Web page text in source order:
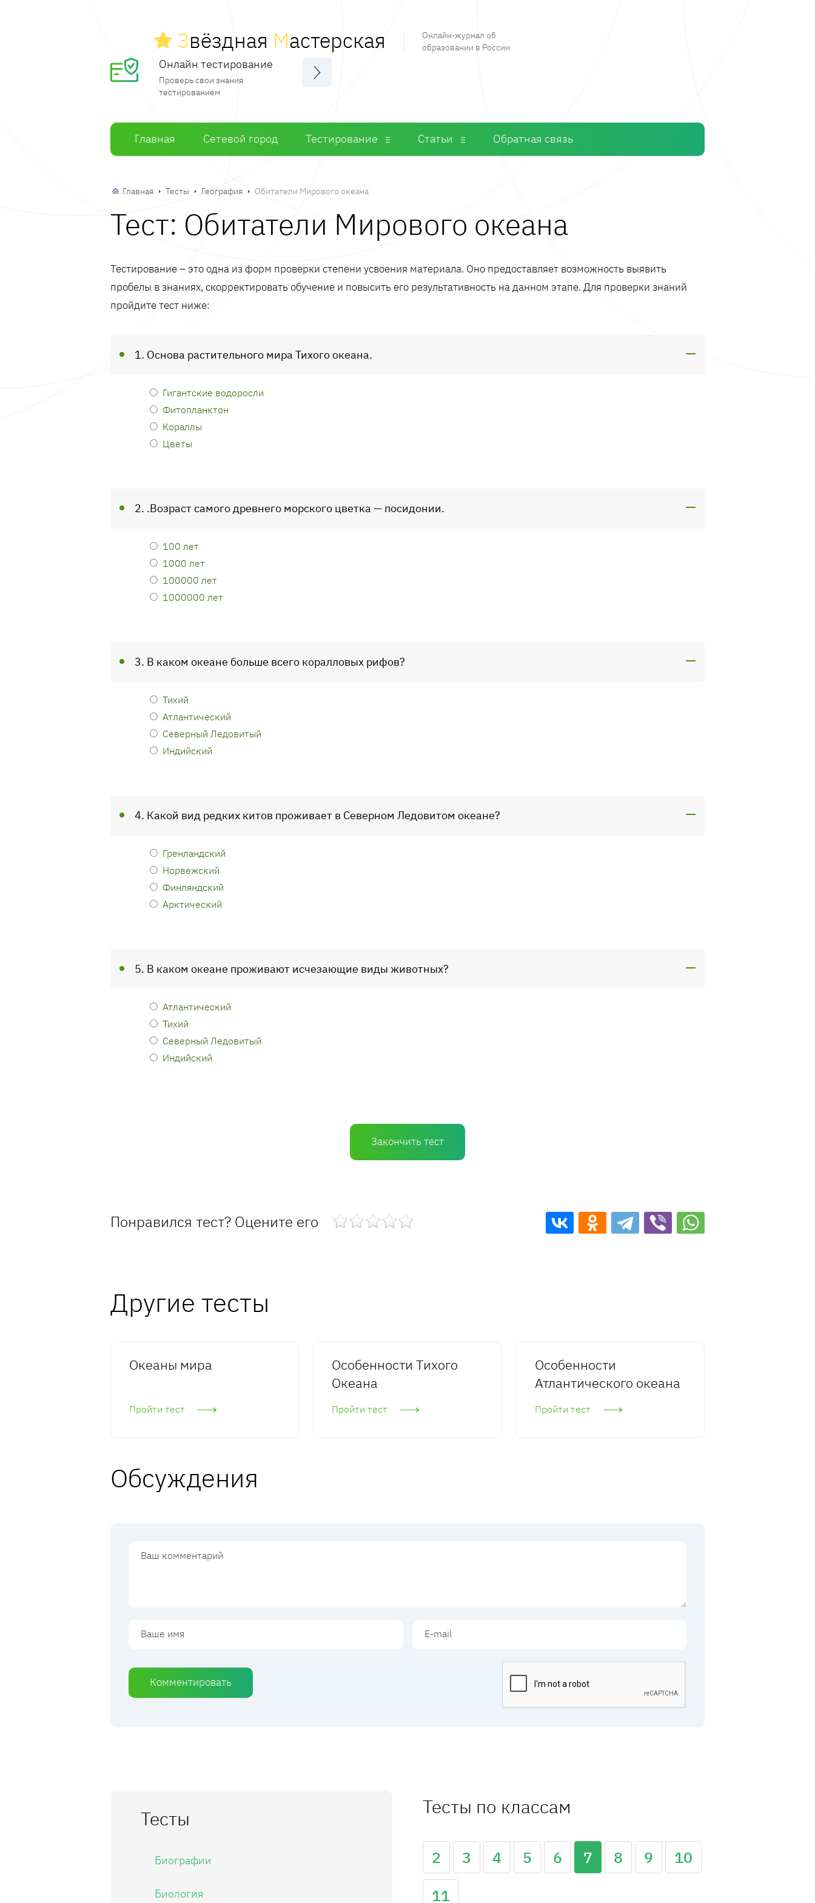
Звёздная Мастерская
Онлайн-журнал об
образовании в России
Онлайн тестирование
Проверь свои знания
тестированием
Главная Сетевой город Тестирование Статьи Обратная связь
Главная Тесты География Обитатели Мирового океана
Тест: Обитатели Мирового океана
Тестирование – это одна из форм проверки степени усвоения материала. Оно предоставляет возможность выявить
пробелы в знаниях, скорректировать обучение и повысить его результативность на данном этапе. Для проверки знаний
пройдите тест ниже:
1. Основа растительного мира Тихого океана.
Гигантские водоросли
Фитопланктон
Кораллы
Цветы
2. .Возраст самого древнего морского цветка — посидонии.
100 лет
1000 лет
100000 лет
1000000 лет
3. В каком океане больше всего коралловых рифов?
Тихий
Атлантический
Северный Ледовитый
Индийский
4. Какой вид редких китов проживает в Северном Ледовитом океане?
Гренландский
Норвежский
Финляндский
Арктический
5. В каком океане проживают исчезающие виды животных?
Атлантический
Тихий
Северный Ледовитый
Индийский
Закончить тест
Понравился тест? Оцените его
Другие тесты
Океаны мира
Пройти тест
Особенности Тихого
Океана
Пройти тест
Особенности
Атлантического океана
Пройти тест
Обсуждения
Комментировать
Тесты
Биографии
Биология
Тесты по классам
2 3 4 5 6 7 8 9
10
11